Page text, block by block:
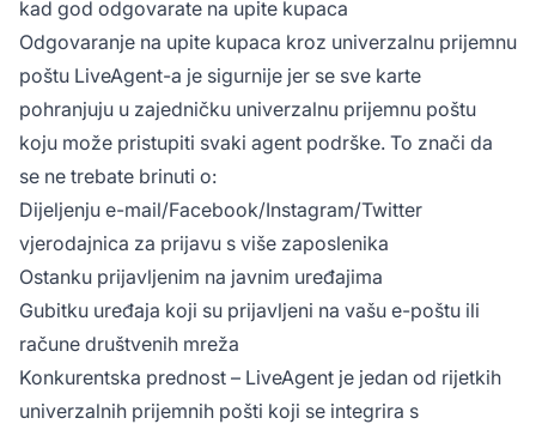
kad god odgovarate na upite kupaca
Odgovaranje na upite kupaca kroz univerzalnu prijemnu
poštu LiveAgent-a je sigurnije jer se sve karte
pohranjuju u zajedničku univerzalnu prijemnu poštu
koju može pristupiti svaki agent podrške. To znači da
se ne trebate brinuti o:
Dijeljenju e-mail/Facebook/Instagram/Twitter
vjerodajnica za prijavu s više zaposlenika
Ostanku prijavljenim na javnim uređajima
Gubitku uređaja koji su prijavljeni na vašu e-poštu ili
račune društvenih mreža
Konkurentska prednost – LiveAgent je jedan od rijetkih
univerzalnih prijemnih pošti koji se integrira s